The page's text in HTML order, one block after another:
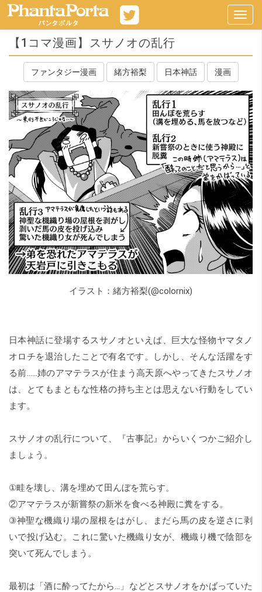
【1コマ漫画】スサノオの乱行
ファンタジー漫画 緒方裕梨 日本神話 漫画
イラスト：緒方裕梨(@colornix)
日本神話に登場するスサノオといえば、巨大な怪物ヤマタノ
オロチを退治したことで有名です。しかし、そんな活躍をす
る前……姉のアマテラスが住まう高天原へやってきたスサノオ
は、とてもまともな性格の持ち主とは思えない行動をしてい
ます。
スサノオの乱行について、『古事記』からいくつかご紹介し
ましょう。
①畦を壊し、溝を埋めて田んぼを荒らす。
②アマテラスが新嘗祭の新米を食べる神殿に糞をする。
③神聖な機織り場の屋根をはがし、まだら馬の皮を逆さに剥
いで投げ込む。これに驚いた機織り女が、機織り機で陰部を
突いて死んでしまう。
最初は「酒に酔ってたから…」などとスサノオをかばっていた